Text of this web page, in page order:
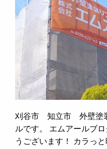
刈谷市 知立市 外壁塗
ルです。 エムアールブ
うございます！ カラっ